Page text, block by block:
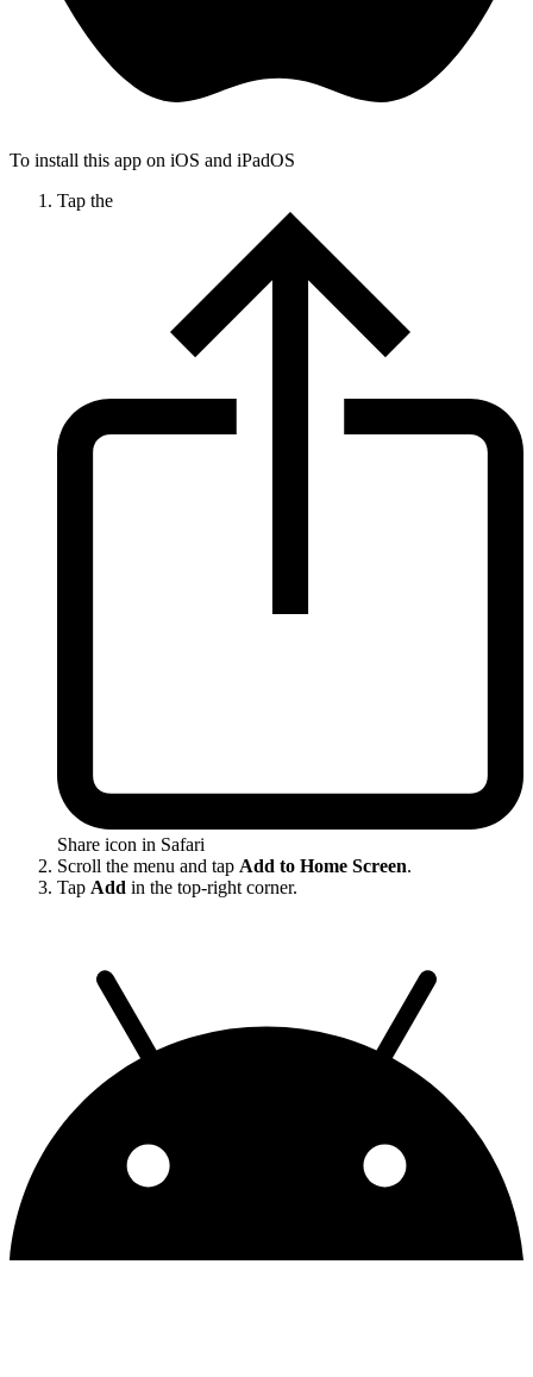
To install this app on iOS and iPadOS
Tap the
Share icon in Safari
Scroll the menu and tap Add to Home Screen.
Tap Add in the top-right corner.